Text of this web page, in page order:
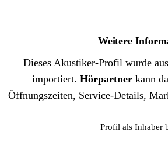
Weitere
Dieses Akustiker-Profil wurde
importiert. Hörpartnerkann
Öffnungszeiten, Service-Details,
Profil als Inhaber